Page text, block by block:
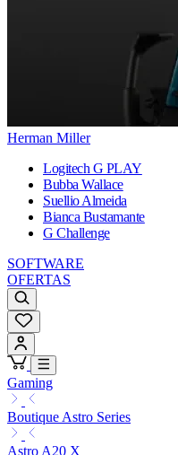
Herman Miller
Logitech G PLAY
Bubba Wallace
Suellio Almeida
Bianca Bustamante
G Challenge
SOFTWARE
OFERTAS
Gaming
Boutique Astro Series
Astro A20 X